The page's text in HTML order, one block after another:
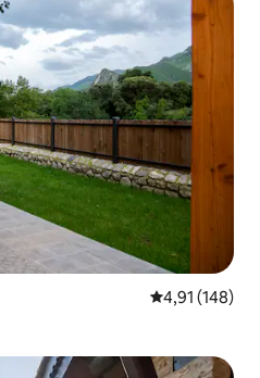
Évaluation
4,91 (148)